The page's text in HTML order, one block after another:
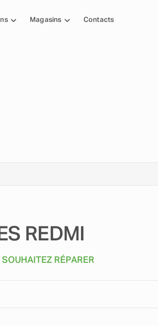
Magasins Contacts
REDMI
RÉPARER